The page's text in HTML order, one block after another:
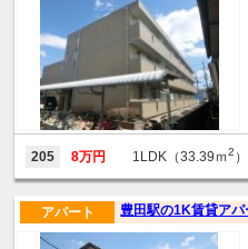
205 8万円 1LDK（33.39ｍ2 ）
豊田駅の1K賃貸アパ
アパート